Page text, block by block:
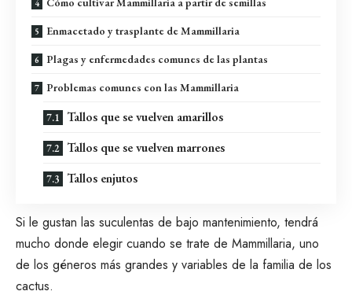
Enmacetado y trasplante de Mammillaria
Plagas y enfermedades comunes de las plantas
Problemas comunes con las Mammillaria
Tallos que se vuelven amarillos
Tallos que se vuelven marrones
Tallos enjutos
Si le gustan las suculentas de bajo mantenimiento, tendrá
mucho donde elegir cuando se trate de Mammillaria, uno
de los géneros más grandes y variables de la familia de los
cactus.